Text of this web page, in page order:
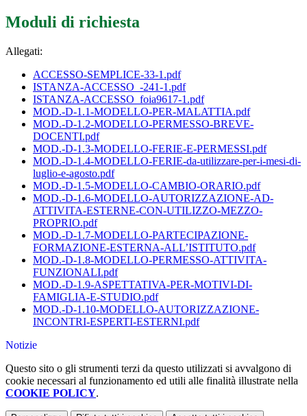
Moduli di richiesta
Allegati:
ACCESSO-SEMPLICE-33-1.pdf
ISTANZA-ACCESSO_-241-1.pdf
ISTANZA-ACCESSO_foia9617-1.pdf
MOD.-D-1.1-MODELLO-PER-MALATTIA.pdf
MOD.-D-1.2-MODELLO-PERMESSO-BREVE-
DOCENTI.pdf
MOD.-D-1.3-MODELLO-FERIE-E-PERMESSI.pdf
MOD.-D-1.4-MODELLO-FERIE-da-utilizzare-per-i-mesi-di-
luglio-e-agosto.pdf
MOD.-D-1.5-MODELLO-CAMBIO-ORARIO.pdf
MOD.-D-1.6-MODELLO-AUTORIZZAZIONE-AD-
ATTIVITA-ESTERNE-CON-UTILIZZO-MEZZO-
PROPRIO.pdf
MOD.-D-1.7-MODELLO-PARTECIPAZIONE-
FORMAZIONE-ESTERNA-ALL’ISTITUTO.pdf
MOD.-D-1.8-MODELLO-PERMESSO-ATTIVITA-
FUNZIONALI.pdf
MOD.-D-1.9-ASPETTATIVA-PER-MOTIVI-DI-
FAMIGLIA-E-STUDIO.pdf
MOD.-D-1.10-MODELLO-AUTORIZZAZIONE-
INCONTRI-ESPERTI-ESTERNI.pdf
Notizie
Questo sito o gli strumenti terzi da questo utilizzati si avvalgono di
cookie necessari al funzionamento ed utili alle finalità illustrate nella
COOKIE POLICY.